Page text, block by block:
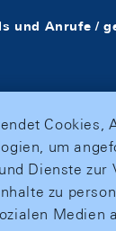
und Anrufe /
Cookies,
um
Dienste zur
zu
Medien